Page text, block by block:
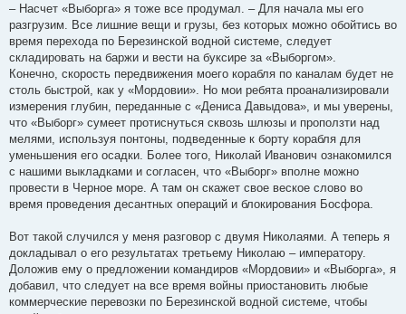
– Насчет «Выборга» я тоже все продумал. – Для начала мы его
разгрузим. Все лишние вещи и грузы, без которых можно обойтись во
время перехода по Березинской водной системе, следует
складировать на баржи и вести на буксире за «Выборгом».
Конечно, скорость передвижения моего корабля по каналам будет не
столь быстрой, как у «Мордовии». Но мои ребята проанализировали
измерения глубин, переданные с «Дениса Давыдова», и мы уверены,
что «Выборг» сумеет протиснуться сквозь шлюзы и проползти над
мелями, используя понтоны, подведенные к борту корабля для
уменьшения его осадки. Более того, Николай Иванович ознакомился
с нашими выкладками и согласен, что «Выборг» вполне можно
провести в Черное море. А там он скажет свое веское слово во
время проведения десантных операций и блокирования Босфора.
Вот такой случился у меня разговор с двумя Николаями. А теперь я
докладывал о его результатах третьему Николаю – императору.
Доложив ему о предложении командиров «Мордовии» и «Выборга», я
добавил, что следует на все время войны приостановить любые
коммерческие перевозки по Березинской водной системе, чтобы